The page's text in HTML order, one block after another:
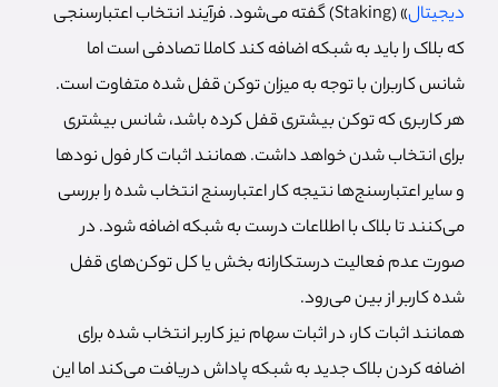
دیجیتال
» (Staking) گفته می‌شود. فرآیند انتخاب اعتبارسنجی
که بلاک را باید به شبکه اضافه کند کاملا تصادفی است اما
شانس کاربران با توجه به میزان توکن قفل شده متفاوت است.
هر کاربری که توکن بیشتری قفل کرده باشد، شانس بیشتری
برای انتخاب شدن خواهد داشت. همانند اثبات کار فول نودها
و سایر اعتبارسنج‌ها نتیجه کار اعتبارسنج انتخاب شده را بررسی
می‌کنند تا بلاک با اطلاعات درست به شبکه اضافه شود. در
صورت عدم فعالیت درستکارانه بخش یا کل توکن‌های قفل
شده کاربر از بین می‌رود.
همانند اثبات کار، در اثبات سهام نیز کاربر انتخاب شده برای
اضافه کردن بلاک جدید به شبکه پاداش دریافت می‌کند اما این